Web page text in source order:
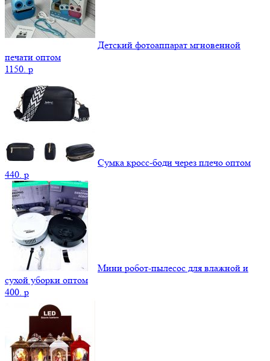
Детский фотоаппарат мгновенной
печати оптом
1150. p
Сумка кросс-боди через плечо оптом
440. p
Мини робот-пылесос для влажной и
сухой уборки оптом
400. p